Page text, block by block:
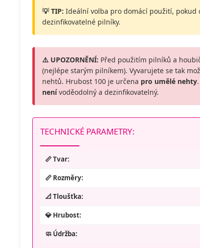
💡 TIP: Ideální volba pro domácí použití,
dezinfikovatelné pilníky.
⚠️ UPOZORNĚNÍ: Před použitím pilníků a
(nejlépe starým pilníkem). Vyvarujete se tak
nehtů. Hrubost 100 je určena pro umělé nehty
nenívoděodolný a dezinfikovatelný.
TECHNICKÉ PARAMETRY:
📏 Tvar:
📏 Rozměry:
📐 Tloušťka:
💎 Hrubost:
🧼 Údržba: